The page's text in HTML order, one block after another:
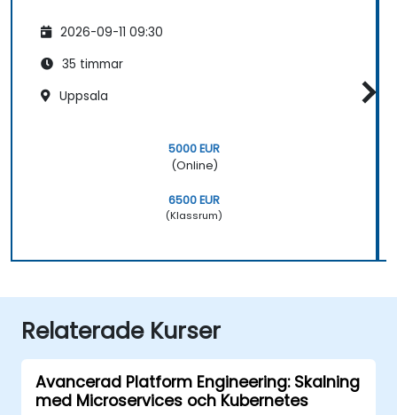
2026-09-11 09:30
35 timmar
Uppsala
5000 EUR
(Online)
6500 EUR
(Klassrum)
Relaterade Kurser
Avancerad Platform Engineering: Skalning
med Microservices och Kubernetes